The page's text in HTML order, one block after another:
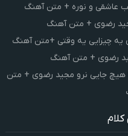
عاشقی و نوره + متن آهنگ
رضوی + متن آهنگ
یه چیزایی یه وقتی +متن آهنگ
رضوی + متن آهنگ
هیچ جایی نرو مجید رضوی + متن